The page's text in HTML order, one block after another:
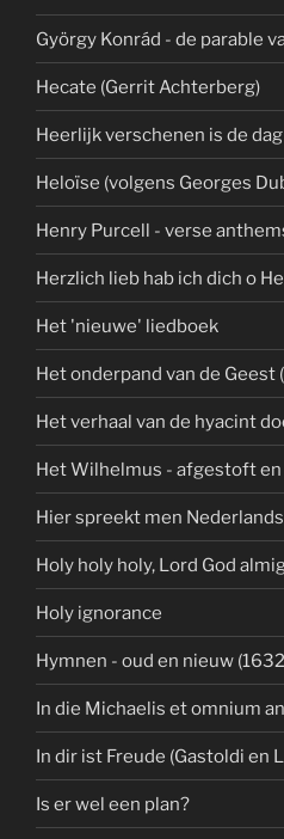
György Konrád - de parable
Hecate (Gerrit Achterberg)
Heerlijk verschenen is de dag
Heloïse (volgens Georges
Henry Purcell - verse
Herzlich lieb hab ich dich o
Het 'nieuwe' liedboek
Het onderpand van de Geest
Het verhaal van de hyacint
Het Wilhelmus - afgestoft
Hier spreekt men Nederlands
Holy holy holy, Lord God
Holy ignorance
Hymnen - oud en nieuw
In die Michaelis et omnium
In dir ist Freude (Gastoldi en
Is er wel een plan?